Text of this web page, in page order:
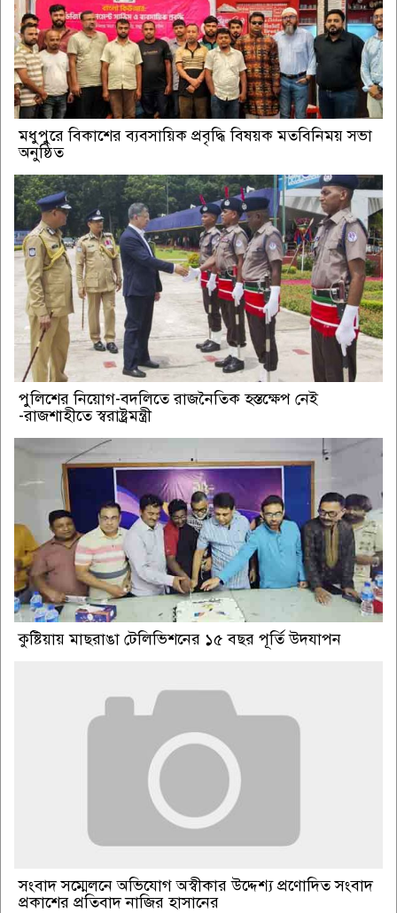
মধুপুরে বিকাশের ব্যবসায়িক প্রবৃদ্ধি বিষয়ক মতবিনিময় সভা
অনুষ্ঠিত
পুলিশের নিয়োগ-বদলিতে রাজনৈতিক হস্তক্ষেপ নেই
-রাজশাহীতে স্বরাষ্ট্রমন্ত্রী
কুষ্টিয়ায় মাছরাঙা টেলিভিশনের ১৫ বছর পূর্তি উদযাপন
সংবাদ সম্মেলনে অভিযোগ অস্বীকার উদ্দেশ্য প্রণোদিত সংবাদ
প্রকাশের প্রতিবাদ নাজির হাসানের